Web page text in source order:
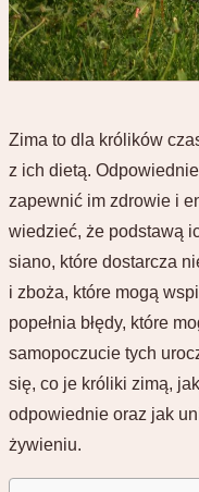
Zima to dla królików
z ich dietą.
zapewnić im zdrowie i
wiedzieć, że podstawą
siano, które dostarcza
i zboża, które mogą
popełnia błędy, które
samopoczucie tych
się, co je króliki zimą,
odpowiednie oraz jak
żywieniu.